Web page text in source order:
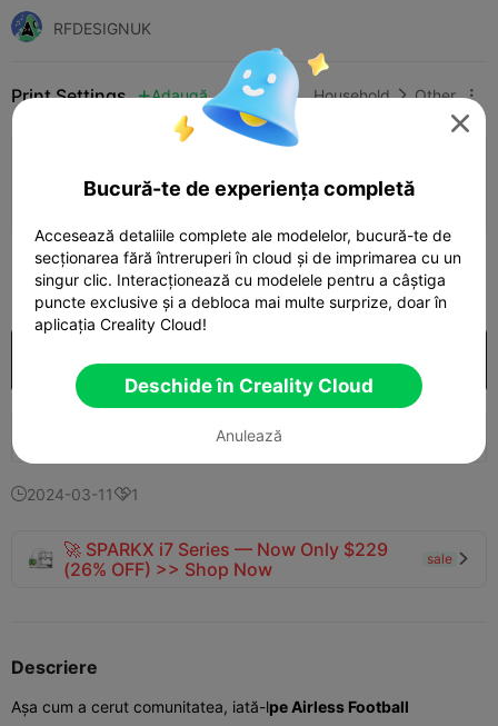
RFDESIGNUK
Print Settings Adaugă Household  Other 
Câștigă mai multe puncte
199 
Cumpărare
2024-03-111
🚀 SPARKX i7 Series — Now Only $229
(26% OFF) >> Shop Now
sale 
Descriere
Așa cum a cerut comunitatea, iată-lpe Airless Football

Bucură-te de experiența completă
Accesează detaliile complete ale modelelor, bucură-te de
secționarea fără întreruperi în cloud și de imprimarea cu un
singur clic. Interacționează cu modelele pentru a câștiga
puncte exclusive și a debloca mai multe surprize, doar în
aplicația Creality Cloud!
Deschide în Creality Cloud
Anulează